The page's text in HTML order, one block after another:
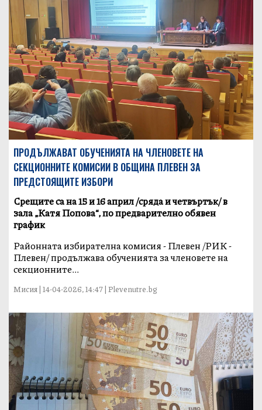
ПРОДЪЛЖАВАТ ОБУЧЕНИЯТА НА ЧЛЕНОВЕТЕ НА
СЕКЦИОННИТЕ КОМИСИИ В ОБЩИНА ПЛЕВЕН ЗА
ПРЕДСТОЯЩИТЕ ИЗБОРИ
Срещите са на 15 и 16 април /сряда и четвъртък/ в
зала „Катя Попова“, по предварително обявен
график
Районната избирателна комисия - Плевен /РИК -
Плевен/ продължава обученията за членовете на
секционните...
Мисия | 14-04-2026, 14:47 | Plevenutre.bg